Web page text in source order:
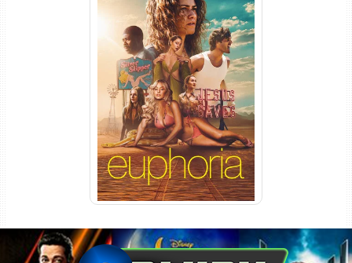
Euphoria 3ª Temporada
Torrent (2026) WEB-DL 1080p
Dual Áudio